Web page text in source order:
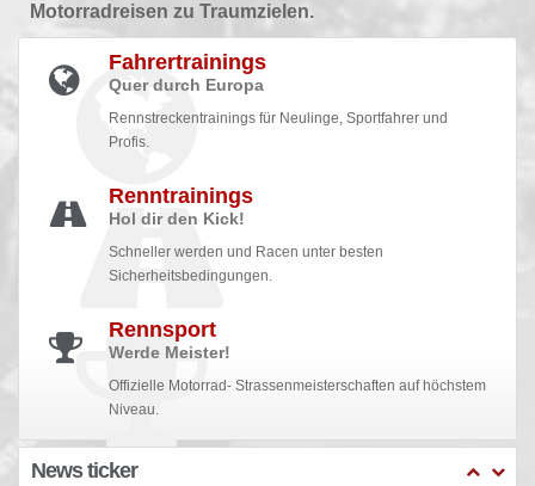
Motorradreisen zu Traumzielen.
Fahrertrainings
Quer durch Europa
Rennstreckentrainings für Neulinge, Sportfahrer und
Profis.
Renntrainings
Hol dir den Kick!
Schneller werden und Racen unter besten
Sicherheitsbedingungen.
Rennsport
Werde Meister!
Offizielle Motorrad- Strassenmeisterschaften auf höchstem
Niveau.
News ticker